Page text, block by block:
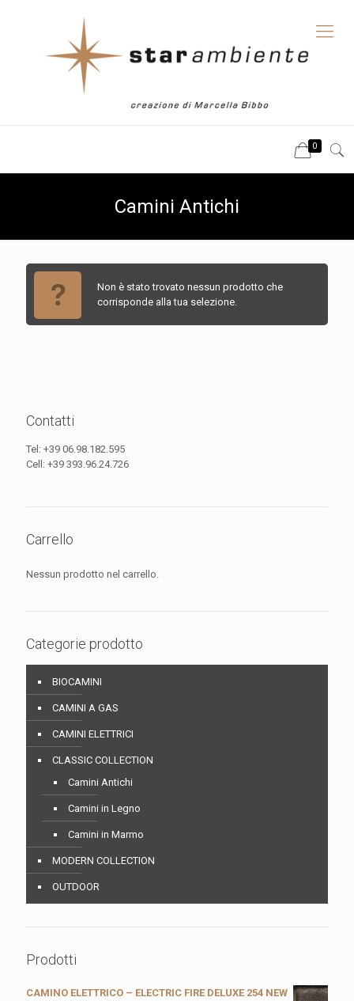
0
Camini Antichi
Non è stato trovato nessun prodotto che
corrisponde alla tua selezione.
Contatti
Tel: +39 06.98.182.595
Cell: +39 393.96.24.726
Carrello
Nessun prodotto nel carrello.
Categorie prodotto
BIOCAMINI
CAMINI A GAS
CAMINI ELETTRICI
CLASSIC COLLECTION
Camini Antichi
Camini in Legno
Camini in Marmo
MODERN COLLECTION
OUTDOOR
Prodotti
CAMINO ELETTRICO – ELECTRIC FIRE DELUXE 254 NEW